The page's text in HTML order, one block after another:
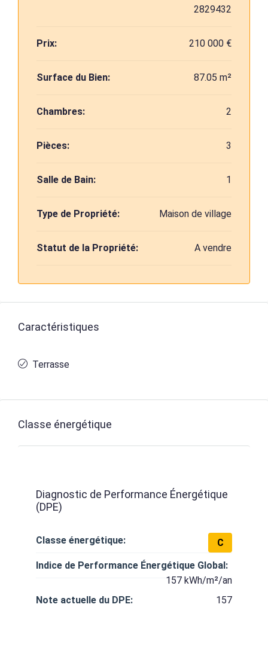
2829432
Prix: 210 000 €
Surface du Bien: 87.05 m²
Chambres: 2
Pièces: 3
Salle de Bain: 1
Type de Propriété: Maison de village
Statut de la Propriété: A vendre
Caractéristiques
Terrasse
Classe énergétique
Diagnostic de Performance Énergétique
(DPE)
Classe énergétique:
C
Indice de Performance Énergétique Global:
157 kWh/m²/an
Note actuelle du DPE:
157